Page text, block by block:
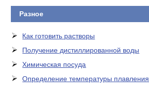
Разное
Как готовить растворы
Получение дистиллированной воды
Химическая посуда
Определение температуры плавления